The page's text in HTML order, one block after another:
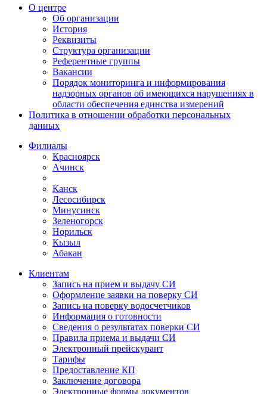
О центре
Об организации
История
Реквизиты
Структура организации
Референтные группы
Вакансии
Порядок мониторинга и информирования
надзорных органов об имеющихся нарушениях в
области обеспечения единства измерений
Политика в отношении обработки персональных
данных
Филиалы
Красноярск
Ачинск
Канск
Лесосибирск
Минусинск
Зеленогорск
Норильск
Кызыл
Абакан
Клиентам
Запись на прием и выдачу СИ
Оформление заявки на поверку СИ
Запись на поверку водосчетчиков
Информация о готовности
Сведения о результатах поверки СИ
Правила приема и выдачи СИ
Электронный прейскурант
Тарифы
Предоставление КП
Заключение договора
Электронные формы документов